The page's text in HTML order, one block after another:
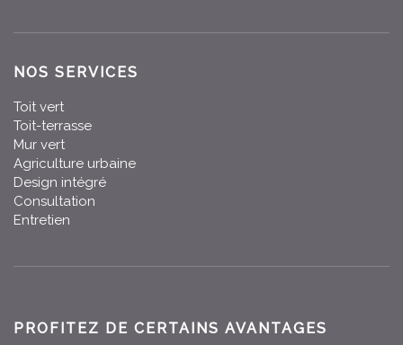
NOS SERVICES
Toit vert
Toit-terrasse
Mur vert
Agriculture urbaine
Design intégré
Consultation
Entretien
PROFITEZ DE CERTAINS AVANTAGES